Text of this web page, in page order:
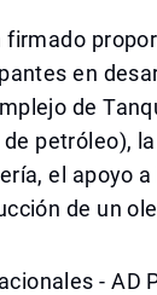
firmado
en
de
petróleo),
el apoyo
de un
- AD